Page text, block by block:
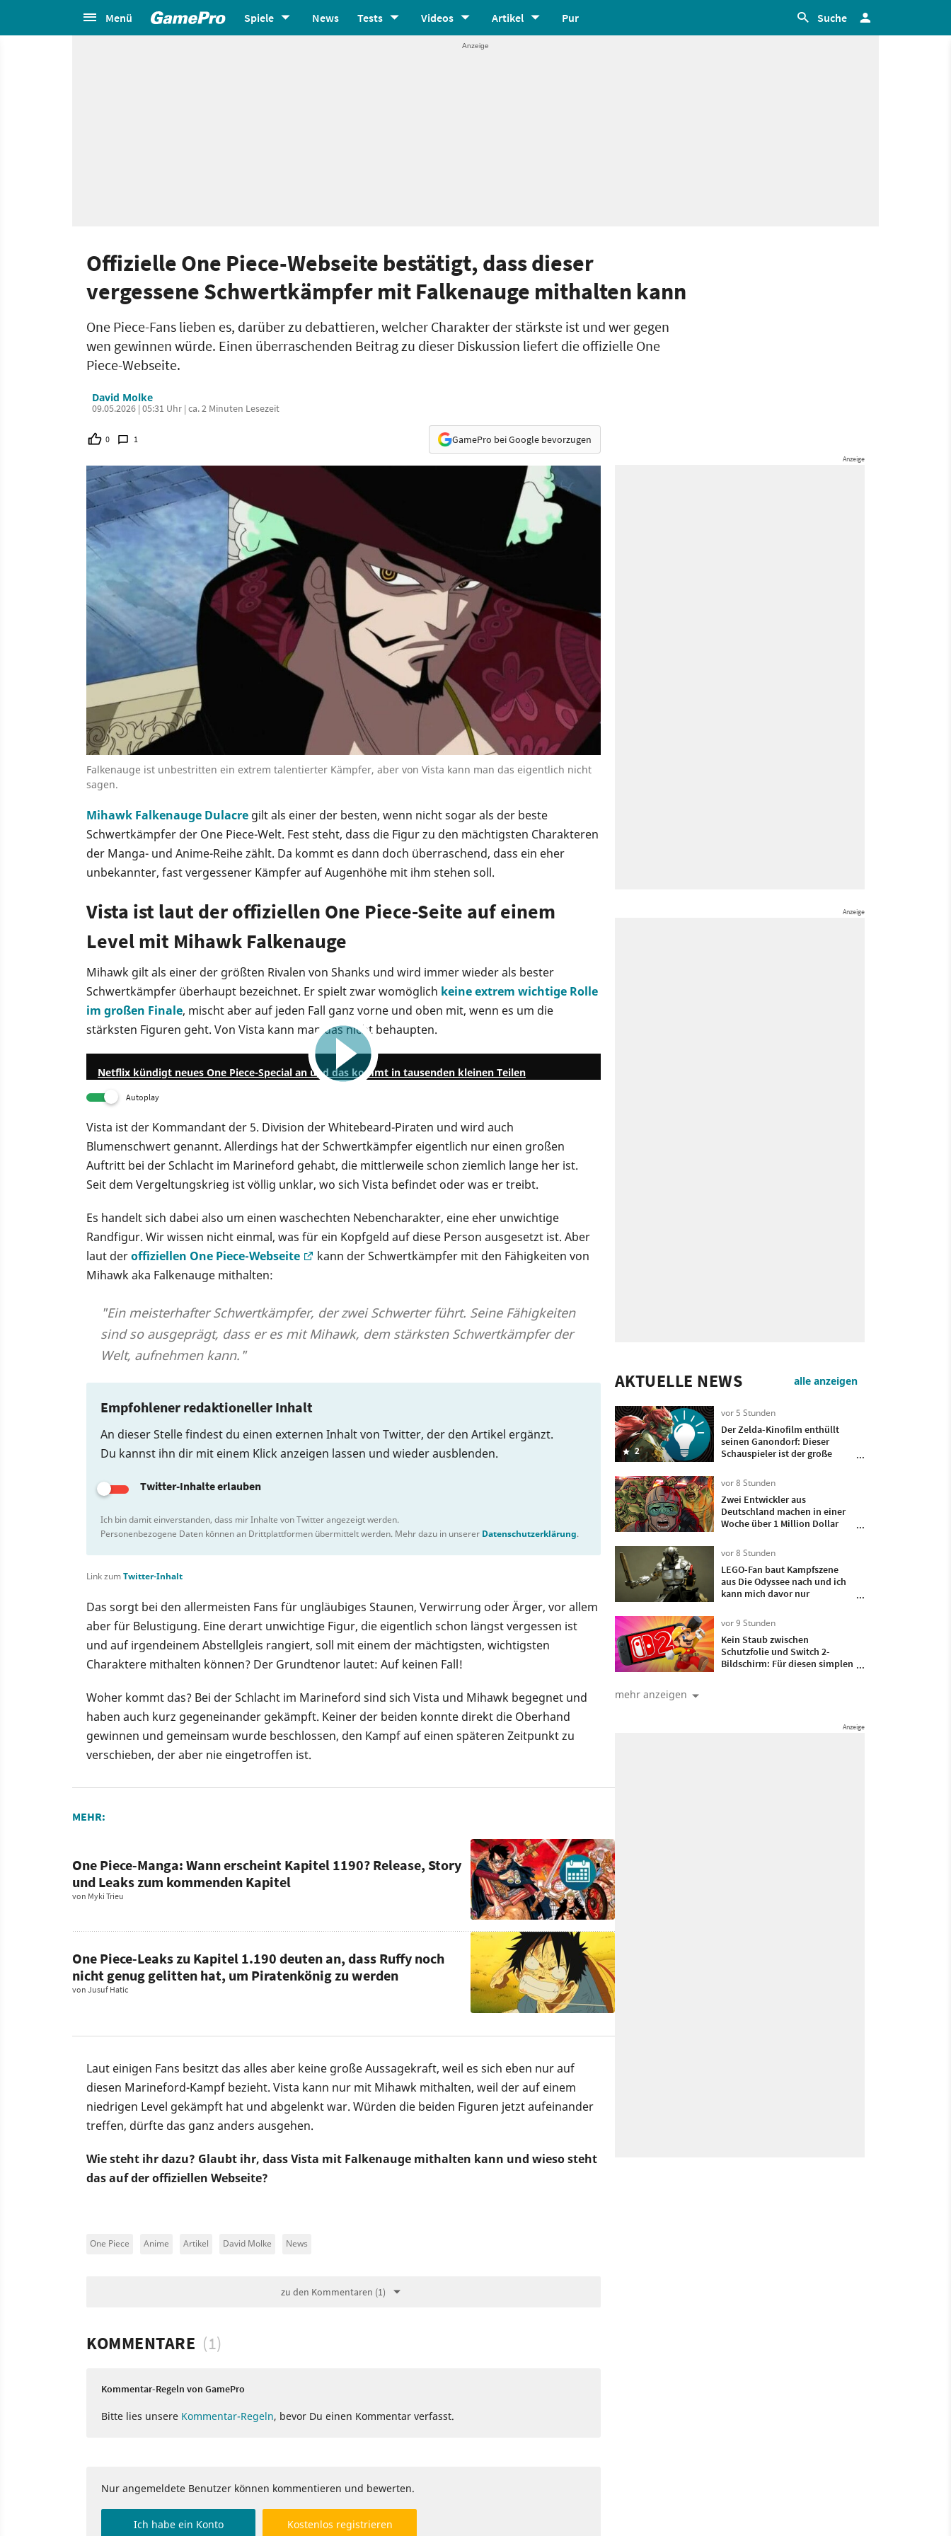
Menü Spiele News Tests Videos Artikel Pur Suche
Offizielle One Piece-Webseite bestätigt, dass dieser
vergessene Schwertkämpfer mit Falkenauge mithalten kann
One Piece-Fans lieben es, darüber zu debattieren, welcher Charakter der stärkste ist und wer gegen
wen gewinnen würde. Einen überraschenden Beitrag zu dieser Diskussion liefert die offizielle One
Piece-Webseite.
David Molke
09.05.2026 | 05:31 Uhr | ca. 2 Minuten Lesezeit
0 1 GamePro bei Google bevorzugen
Falkenauge ist unbestritten ein extrem talentierter Kämpfer, aber von Vista kann man das eigentlich nicht
sagen.
Mihawk Falkenauge Dulacre gilt als einer der besten, wenn nicht sogar als der beste
Schwertkämpfer der One Piece-Welt. Fest steht, dass die Figur zu den mächtigsten Charakteren
der Manga- und Anime-Reihe zählt. Da kommt es dann doch überraschend, dass ein eher
unbekannter, fast vergessener Kämpfer auf Augenhöhe mit ihm stehen soll.
Vista ist laut der offiziellen One Piece-Seite auf einem
Level mit Mihawk Falkenauge
Mihawk gilt als einer der größten Rivalen von Shanks und wird immer wieder als bester
Schwertkämpfer überhaupt bezeichnet. Er spielt zwar womöglich keine extrem wichtige Rolle
im großen Finale, mischt aber auf jeden Fall ganz vorne und oben mit, wenn es um die
stärksten Figuren geht. Von Vista kann man das nicht behaupten.
Netflix kündigt neues One Piece-Special an und das kommt in tausenden kleinen Teilen
Autoplay
Vista ist der Kommandant der 5. Division der Whitebeard-Piraten und wird auch
Blumenschwert genannt. Allerdings hat der Schwertkämpfer eigentlich nur einen großen
Auftritt bei der Schlacht im Marineford gehabt, die mittlerweile schon ziemlich lange her ist.
Seit dem Vergeltungskrieg ist völlig unklar, wo sich Vista befindet oder was er treibt.
Es handelt sich dabei also um einen waschechten Nebencharakter, eine eher unwichtige
Randfigur. Wir wissen nicht einmal, was für ein Kopfgeld auf diese Person ausgesetzt ist. Aber
laut deroffiziellen One Piece-Webseite
kann der Schwertkämpfer mit den Fähigkeiten von
Mihawk aka Falkenauge mithalten:
"Ein meisterhafter Schwertkämpfer, der zwei Schwerter führt. Seine Fähigkeiten
sind so ausgeprägt, dass er es mit Mihawk, dem stärksten Schwertkämpfer der
Welt, aufnehmen kann."
Empfohlener redaktioneller Inhalt
An dieser Stelle findest du einen externen Inhalt von Twitter, der den Artikel ergänzt.
Du kannst ihn dir mit einem Klick anzeigen lassen und wieder ausblenden.
Twitter-Inhalte erlauben
Ich bin damit einverstanden, dass mir Inhalte von Twitter angezeigt werden.
Personenbezogene Daten können an Drittplattformen übermittelt werden. Mehr dazu in unserer Datenschutzerklärung.
Link zumTwitter-Inhalt
Das sorgt bei den allermeisten Fans für ungläubiges Staunen, Verwirrung oder Ärger, vor allem
aber für Belustigung. Eine derart unwichtige Figur, die eigentlich schon längst vergessen ist
und auf irgendeinem Abstellgleis rangiert, soll mit einem der mächtigsten, wichtigsten
Charaktere mithalten können? Der Grundtenor lautet: Auf keinen Fall!
Woher kommt das? Bei der Schlacht im Marineford sind sich Vista und Mihawk begegnet und
haben auch kurz gegeneinander gekämpft. Keiner der beiden konnte direkt die Oberhand
gewinnen und gemeinsam wurde beschlossen, den Kampf auf einen späteren Zeitpunkt zu
verschieben, der aber nie eingetroffen ist.
MEHR:
One Piece-Manga: Wann erscheint Kapitel 1190? Release, Story
und Leaks zum kommenden Kapitel
von Myki Trieu
One Piece-Leaks zu Kapitel 1.190 deuten an, dass Ruffy noch
nicht genug gelitten hat, um Piratenkönig zu werden
von Jusuf Hatic
Laut einigen Fans besitzt das alles aber keine große Aussagekraft, weil es sich eben nur auf
diesen Marineford-Kampf bezieht. Vista kann nur mit Mihawk mithalten, weil der auf einem
niedrigen Level gekämpft hat und abgelenkt war. Würden die beiden Figuren jetzt aufeinander
treffen, dürfte das ganz anders ausgehen.
Wie steht ihr dazu? Glaubt ihr, dass Vista mit Falkenauge mithalten kann und wieso steht
das auf der offiziellen Webseite?
One Piece Anime Artikel David Molke News
zu den Kommentaren (1)
KOMMENTARE (1)
Kommentar-Regeln von GamePro
Bitte lies unsere Kommentar-Regeln, bevor Du einen Kommentar verfasst.
Nur angemeldete Benutzer können kommentieren und bewerten.
Ich habe ein Konto Kostenlos registrieren
AKTUELLE NEWS alle anzeigen
2
vor 5 Stunden
Der Zelda-Kinofilm enthüllt
seinen Ganondorf: Dieser
Schauspieler ist der große
vor 8 Stunden
Zwei Entwickler aus
Deutschland machen in einer
Woche über 1 Million Dollar
Monate lang entwickelt haben
vor 8 Stunden
LEGO-Fan baut Kampfszene
aus Die Odyssee nach und ich
kann mich davor nur
vor 9 Stunden
Kein Staub zwischen
Schutzfolie und Switch 2-
Bildschirm: Für diesen simplen
mehr anzeigen